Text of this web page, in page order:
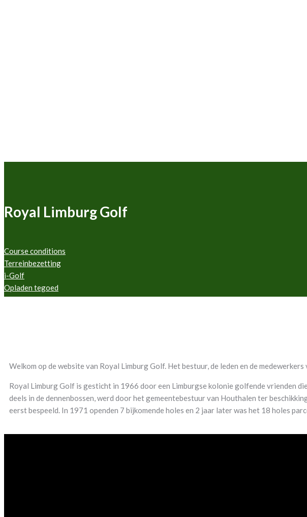
Royal Limburg Golf
Course conditions
Terreinbezetting
i-Golf
Opladen tegoed
Welkom op de website van Royal Limburg Golf. Het bestuur, de leden en de
Royal Limburg Golf is gesticht in 1966 door een Limburgse kolonie golfende vrienden
deels in de dennenbossen, werd door het gemeentebestuur van Houthalen ter
eerst bespeeld. In 1971 openden 7 bijkomende holes en 2 jaar later was het 18 holes